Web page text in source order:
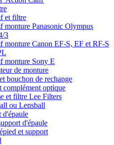
et filtre
monture Panasonic Olympus
3
monture Canon EF-S, EF et RF-S
monture Sony E
de monture
bouchon de rechange
complément optique
et filtre Lee Filters
ou Lensball
d'épaule
d'épaule
et support